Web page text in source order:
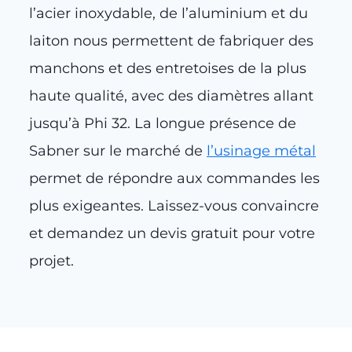
l’acier inoxydable, de l’aluminium et du
laiton nous permettent de fabriquer des
manchons et des entretoises de la plus
haute qualité, avec des diamètres allant
jusqu’à Phi 32. La longue présence de
Sabner sur le marché de l’usinage métal
permet de répondre aux commandes les
plus exigeantes. Laissez-vous convaincre
et demandez un devis gratuit pour votre
projet.